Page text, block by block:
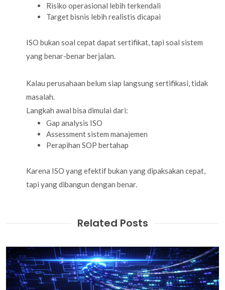
Risiko operasional lebih terkendali
Target bisnis lebih realistis dicapai
ISO bukan soal cepat dapat sertifikat, tapi soal sistem
yang benar-benar berjalan.
Kalau perusahaan belum siap langsung sertifikasi, tidak
masalah.
Langkah awal bisa dimulai dari:
Gap analysis ISO
Assessment sistem manajemen
Perapihan SOP bertahap
Karena ISO yang efektif bukan yang dipaksakan cepat,
tapi yang dibangun dengan benar.
Related Posts